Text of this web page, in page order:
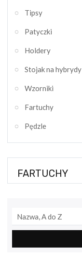
Tipsy
Patyczki
Holdery
Stojak na hybrydy
Wzorniki
Fartuchy
Pędzle
FARTUCHY
Nazwa, A do Z